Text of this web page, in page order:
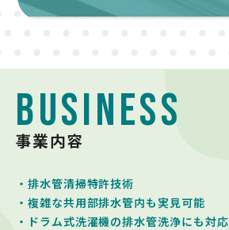
business
事業内容
・排水管清掃特許技術
・複雑な共用部排水管内も実見可能
・ドラム式洗濯機の排水管洗浄にも対応